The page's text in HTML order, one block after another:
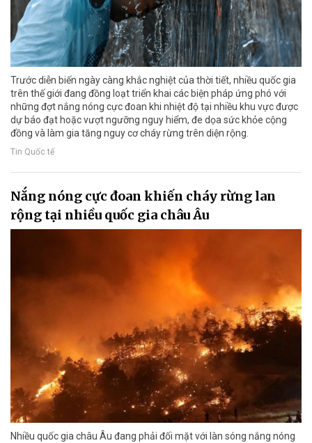
Trước diễn biến ngày càng khắc nghiệt của thời tiết, nhiều quốc gia
trên thế giới đang đồng loạt triển khai các biện pháp ứng phó với
những đợt nắng nóng cực đoan khi nhiệt độ tại nhiều khu vực được
dự báo đạt hoặc vượt ngưỡng nguy hiểm, đe dọa sức khỏe cộng
đồng và làm gia tăng nguy cơ cháy rừng trên diện rộng.
Tin Quốc tế
Nắng nóng cực đoan khiến cháy rừng lan
rộng tại nhiều quốc gia châu Âu
Nhiều quốc gia châu Âu đang phải đối mặt với làn sóng nắng nóng